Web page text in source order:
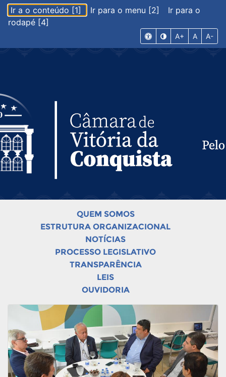
Ir a o conteúdo [1] Ir para o menu [2]
Ir para o
rodapé [4]
A+ A A-
QUEM SOMOS
ESTRUTURA ORGANIZACIONAL
NOTÍCIAS
PROCESSO LEGISLATIVO
TRANSPARÊNCIA
LEIS
OUVIDORIA